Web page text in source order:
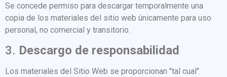
Se concede permiso para descargar temporalmente una
copia de los materiales del sitio web únicamente para uso
personal, no comercial y transitorio.
3. Descargo de responsabilidad
Los materiales del Sitio Web se proporcionan "tal cual".